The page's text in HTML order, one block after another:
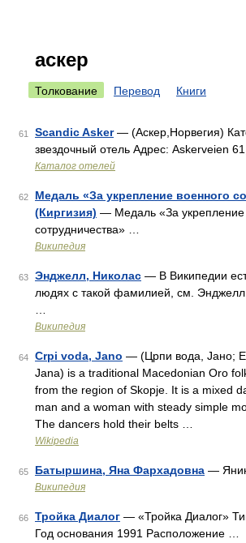
аскер
Толкование Перевод Книги
61 Scandic Asker— (Аскер,Норвегия)
звездочный отель Адрес: Askerveien
Каталог отелей
62
Медаль «За укрепление военного
(Киргизия) — Медаль «За укрепление
сотрудничества» …
Википедия
63 Энджелл, Николас — В Википедии
людях с такой фамилией, см.
Википедия
64 Crpi voda, Jano — (Црпи вода, Јано;
Jana) is a traditional Macedonian Oro
from the region of Skopje. It is a mixed
man and a woman with steady simple
The dancers hold their belts …
Wikipedia
65 Батыршина, Яна Фархадовна —
Википедия
66 Тройка Диалог — «Тройка Диалог»
Год основания 1991 Расположение …